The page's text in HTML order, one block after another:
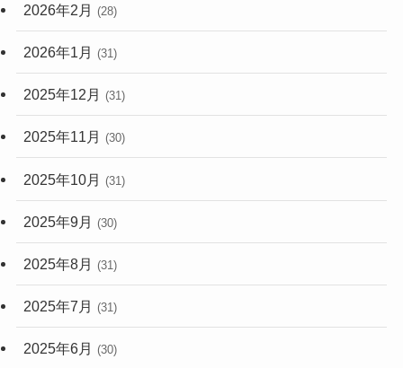
2026年2月 (28)
2026年1月 (31)
2025年12月 (31)
2025年11月 (30)
2025年10月 (31)
2025年9月 (30)
2025年8月 (31)
2025年7月 (31)
2025年6月 (30)